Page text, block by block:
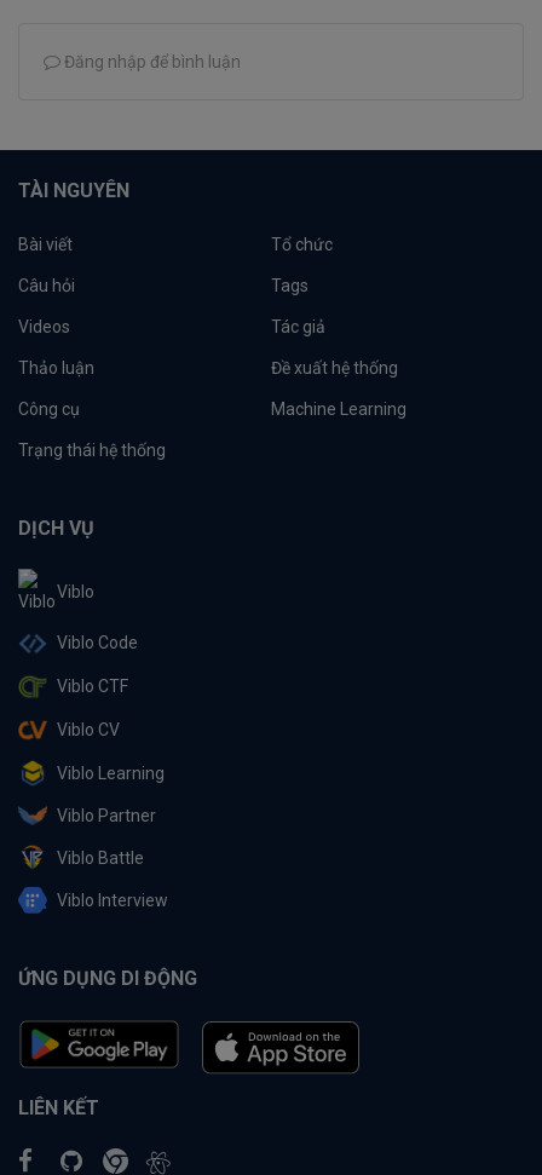
Đăng nhập để bình luận
TÀI NGUYÊN
Bài viết Tổ chức
Câu hỏi Tags
Videos Tác giả
Thảo luận Đề xuất hệ thống
Công cụ Machine Learning
Trạng thái hệ thống
DỊCH VỤ
Viblo
Viblo Code
Viblo CTF
Viblo CV
Viblo Learning
Viblo Partner
Viblo Battle
Viblo Interview
ỨNG DỤNG DI ĐỘNG
LIÊN KẾT